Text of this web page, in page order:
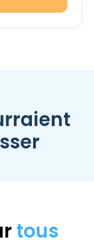
tous